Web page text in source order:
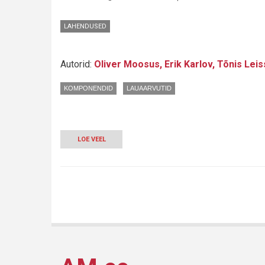
LAHENDUSED
Autorid: Oliver Moosus, Erik Karlov, Tõnis
KOMPONENDID LAUAARVUTID
LOE VEEL-
CASEMODDING